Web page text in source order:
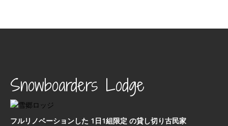
Snowboarders Lodge
フルリノベーションした 1日1組限定 の貸し切り古民家